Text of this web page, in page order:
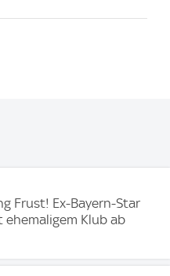
Frust! Ex-Bayern-Star
ehemaligem Klub ab